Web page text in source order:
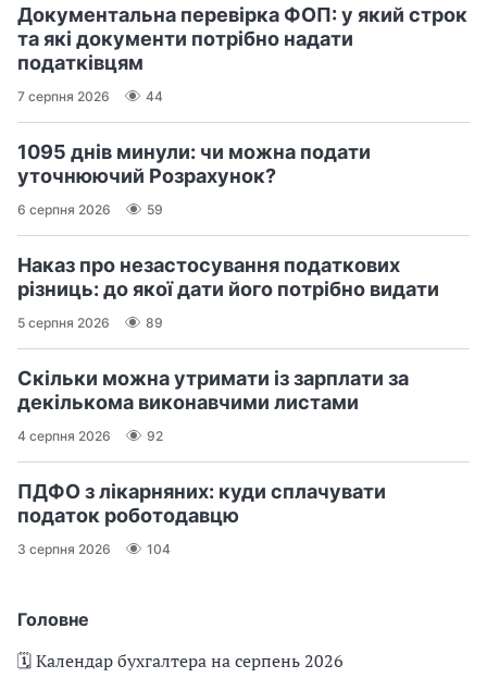
Головне
🗓️ Календар бухгалтера на серпень 2026
Документальна перевірка ФОП: у який строк
та які документи потрібно надати
податківцям
7 серпня 2026 44
1095 днів минули: чи можна подати
уточнюючий Розрахунок?
6 серпня 2026 59
Наказ про незастосування податкових
різниць: до якої дати його потрібно видати
5 серпня 2026 89
Скільки можна утримати із зарплати за
декількома виконавчими листами
4 серпня 2026 92
ПДФО з лікарняних: куди сплачувати
податок роботодавцю
3 серпня 2026 104